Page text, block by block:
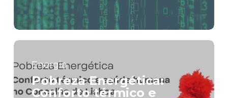
Energia
Pobreza Energética:
Conforto térmico e